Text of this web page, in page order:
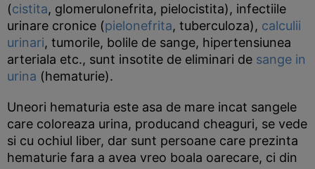
(cistita, glomerulonefrita, pielocistita), infectiile
urinare cronice (pielonefrita, tuberculoza), calculii
urinari, tumorile, bolile de sange, hipertensiunea
arteriala etc., sunt insotite de eliminari de sange in
urina (hematurie).
Uneori hematuria este asa de mare incat sangele
care coloreaza urina, producand cheaguri, se vede
si cu ochiul liber, dar sunt persoane care prezinta
hematurie fara a avea vreo boala oarecare, ci din